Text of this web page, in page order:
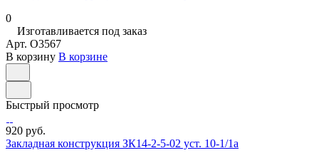
0
Изготавливается под заказ
Арт. O3567
В корзину В корзине
Быстрый просмотр
920 руб.
Закладная конструкция ЗК14-2-5-02 уст. 10-1/1а